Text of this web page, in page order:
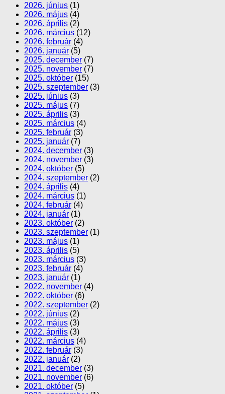
2026. június (1)
2026. május (4)
2026. április (2)
2026. március (12)
2026. február (4)
2026. január (5)
2025. december (7)
2025. november (7)
2025. október (15)
2025. szeptember (3)
2025. június (3)
2025. május (7)
2025. április (3)
2025. március (4)
2025. február (3)
2025. január (7)
2024. december (3)
2024. november (3)
2024. október (5)
2024. szeptember (2)
2024. április (4)
2024. március (1)
2024. február (4)
2024. január (1)
2023. október (2)
2023. szeptember (1)
2023. május (1)
2023. április (5)
2023. március (3)
2023. február (4)
2023. január (1)
2022. november (4)
2022. október (6)
2022. szeptember (2)
2022. június (2)
2022. május (3)
2022. április (3)
2022. március (4)
2022. február (3)
2022. január (2)
2021. december (3)
2021. november (6)
2021. október (5)